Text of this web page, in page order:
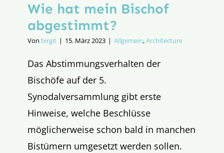
Wie hat mein Bischof
abgestimmt?
Von birgit | 15. März 2023 | Allgemein,Architecture
Das Abstimmungsverhalten der
Bischöfe auf der 5.
Synodalversammlung gibt erste
Hinweise, welche Beschlüsse
möglicherweise schon bald in manchen
Bistümern umgesetzt werden sollen.